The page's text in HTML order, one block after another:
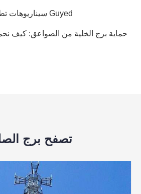
سيناريوهات تطبيق برج القطب Guyed
حماية برج الخلية من الصواعق: كيف
تصفح برج